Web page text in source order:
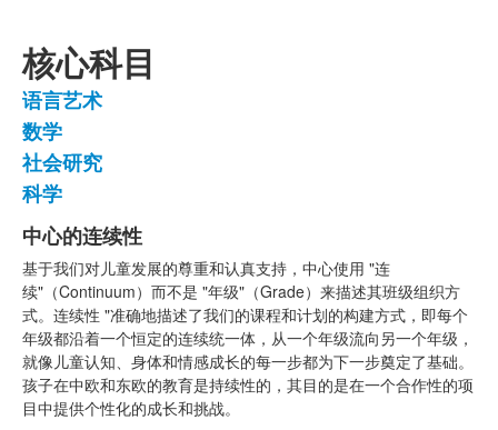
核心科目
4
个
项
目
的
清
单。
语言艺术
数学
社会研究
科学
1
个
项
目
的
清
单。
中心的连续性
基于我们对儿童发展的尊重和认真支持，中心使用 "连
续"（Continuum）而不是 "年级"（Grade）来描述其班级组织方
式。连续性 "准确地描述了我们的课程和计划的构建方式，即每个
年级都沿着一个恒定的连续统一体，从一个年级流向另一个年级，
就像儿童认知、身体和情感成长的每一步都为下一步奠定了基础。
孩子在中欧和东欧的教育是持续性的，其目的是在一个合作性的项
目中提供个性化的成长和挑战。